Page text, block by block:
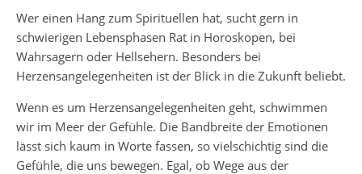
Wer einen Hang zum Spirituellen hat, sucht gern in
schwierigen Lebensphasen Rat in Horoskopen, bei
Wahrsagern oder Hellsehern. Besonders bei
Herzensangelegenheiten ist der Blick in die Zukunft beliebt.
Wenn es um Herzensangelegenheiten geht, schwimmen
wir im Meer der Gefühle. Die Bandbreite der Emotionen
lässt sich kaum in Worte fassen, so vielschichtig sind die
Gefühle, die uns bewegen. Egal, ob Wege aus der